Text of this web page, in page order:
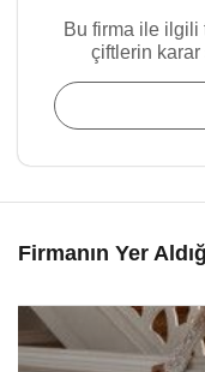
Bu firma ile
çiftlerin karar
Firmanın Yer